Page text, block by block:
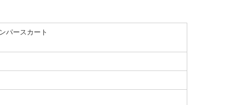
パースカート